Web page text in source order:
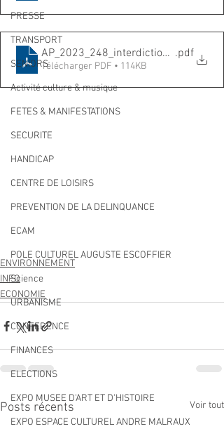
PRESSE
TRANSPORT
SENIORS
Activité culture & musique
FETES & MANIFESTATIONS
SECURITE
HANDICAP
CENTRE DE LOISIRS
PREVENTION DE LA DELINQUANCE
ECAM
POLE CULTUREL AUGUSTE ESCOFFIER
Science
URBANISME
CONFERENCE
FINANCES
ELECTIONS
EXPO MUSEE D'ART ET D'HISTOIRE
EXPO ESPACE CULTUREL ANDRE MALRAUX
.pdf
Télécharger PDF • 114KB
ENVIRONNEMENT
INFO
ECONOMIE
Posts récents Voir tout